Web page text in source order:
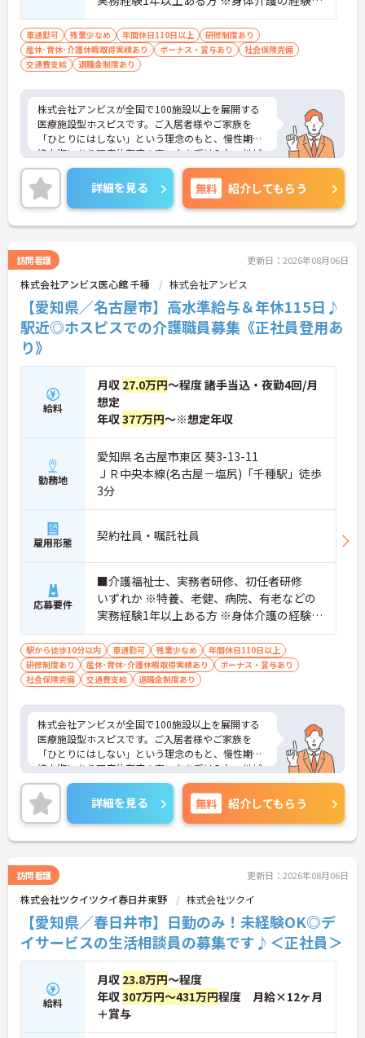
・常勤で働くスタッフの比率が90パーセント以上と
高く、急なシフト変更や無理な長時間勤務が発生し
にくい人員体制です
・訪問スケジュールに沿って施設内でのケアを行う
なり少なめに抑えられます
・夜勤明けの翌日は原則としてお休みとなるシフト
編成が組まれており、しっかりと休息を取りながら
長期的な就業が可能です
＜評価制度でキャリアアップ＞
・介護福祉士や初任者研修などの資格や実務経験、
夜勤回数がしっかりと給与に反映されるためモチベ
ーションを維持できます
職へ昇格する事例も多数あり、腰を据えて長期的な
以上ある方、機械浴の使用の経験のある方
歓迎
車通勤可 残業少なめ 年間休日110日以上
研修制度あり
産休･育休･介護休暇取得実績あり
ボーナス・賞与あり
社会保険完備
交通費支給
退職金制度あり
株式会社アンビスが全国で100施設以上を展開する
医療施設型ホスピスです。ご入居者様やご家族を
「ひとりにはしない」という理念のもと、慢性期や
終末期にあり医療依存度の高い方を受け入れ、地域
医療を支える社会的意義の高い事業を推進していま
す。現場には看護師が24時間常駐しています。急変
時の対応や医療行為は看護師が担当するため、食事
介助や入浴介助などの生活を支えるケアに専念でき
る環境です。多職種で情報を共有し、一人で判断を
います。働き方の面では、夜勤明けの翌日が原則と
して公休となるほか、月平均の残業時間も5時間～7
時間程度とかなり少なめです。常勤スタッフの比率
が90パーセントを超えているため急な勤務変更が発
生しにくく、あらかじめ決められた訪問予定表に沿
って規則正しく働けます。入職後は現場スタッフに
よるお一人おひとりに合わせた個別のOJT研修が実
施されます。eラーニングも導入されており、多職種
用意されています。
★おすすめPOINT★
＜個別ＯＪＴとチーム連携で着実に成長！＞
のＯＪＴ研修を実施し、ｅラーニングを用いた学習
の機会も提供されます
・施設内には看護師が24時間常駐しており、急変時
負担が減ります
・介護スタッフと看護スタッフの比率が1対1で相談
しやすく、初任者研修や実務者研修からでも着実に
専門性を高められます
＜残業月7時間以下で身体の負担を軽減！＞
・常勤で働くスタッフの比率が90パーセント以上と
高く、急なシフト変更や無理な長時間勤務が発生し
にくい人員体制です
・訪問スケジュールに沿って施設内でのケアを行う
ため、月平均の残業時間は5時間から7時間程度とか
なり少なめに抑えられます
・夜勤明けの翌日は原則としてお休みとなるシフト
長期的な就業が可能です
＜評価制度でキャリアアップ＞
・介護福祉士や初任者研修などの資格や実務経験、
夜勤回数がしっかりと給与に反映されるためモチベ
ーションを維持できます
・年次を問わずリーダーや主任などのマネジメント
職へ昇格する事例も多数あり、腰を据えて長期的な
キャリア形成が可能です
詳細を見る 無料 紹介してもらう
訪問看護 更新日：2026年08月06日
株式会社アンビス医心館 千種 株式会社アンビス
【愛知県／名古屋市】高水準給与＆年休115日♪
駅近◎ホスピスでの介護職員募集《正社員登用あ
り》
給料
月収 27.0万円～程度 諸手当込・夜勤4回/月
想定
年収377万円～※想定年収
勤務地
愛知県 名古屋市東区 葵3-13-11
ＪＲ中央本線(名古屋－塩尻)「千種駅」徒歩
3分
雇用形態 契約社員・嘱託社員
応募要件
■介護福祉士、実務者研修、初任者研修
いずれか ※特養、老健、病院、有老などの
実務経験1年以上ある方 ※身体介護の経験年
以上ある方、機械浴の使用の経験のある方
歓迎
駅から徒歩10分以内 車通勤可 残業少なめ
年間休日110日以上
研修制度あり
産休･育休･介護休暇取得実績あり
ボーナス・賞与あり
社会保険完備
交通費支給 退職金制度あり
株式会社アンビスが全国で100施設以上を展開する
医療施設型ホスピスです。ご入居者様やご家族を
「ひとりにはしない」という理念のもと、慢性期や
終末期にあり医療依存度の高い方を受け入れ、地域
医療を支える社会的意義の高い事業を推進していま
す。現場には看護師が24時間常駐しています。急変
時の対応や医療行為は看護師が担当するため、初任
者研修や実務者研修の方も食事介助や入浴介助など
の生活を支えるケアに専念できる環境です。多職種
連携の体制がしっかりと整っています。働き方の面
では、夜勤明けの翌日が原則として公休となるほ
か、月平均の残業時間も5時間から7時間程度とかな
り少なめです。常勤スタッフの比率が90パーセント
を超えているため急な勤務変更が発生しにくく、あ
らかじめ決められた訪問予定表に沿って規則正しく
働けます。入職後は現場スタッフによるお一人おひ
とりに合わせた個別のOJT研修が実施されます。eラ
ーニングも導入されており、多職種と連携しながら
専門性を着実に深めていける環境が用意されていま
詳細を見る 無料 紹介してもらう
訪問看護 更新日：2026年08月06日
株式会社ツクイツクイ春日井東野 株式会社ツクイ
【愛知県／春日井市】日勤のみ！未経験OK◎デ
イサービスの生活相談員の募集です♪＜正社員＞
給料
月収 23.8万円～程度
年収307万円～431万円程度 月給×12ヶ月
＋賞与